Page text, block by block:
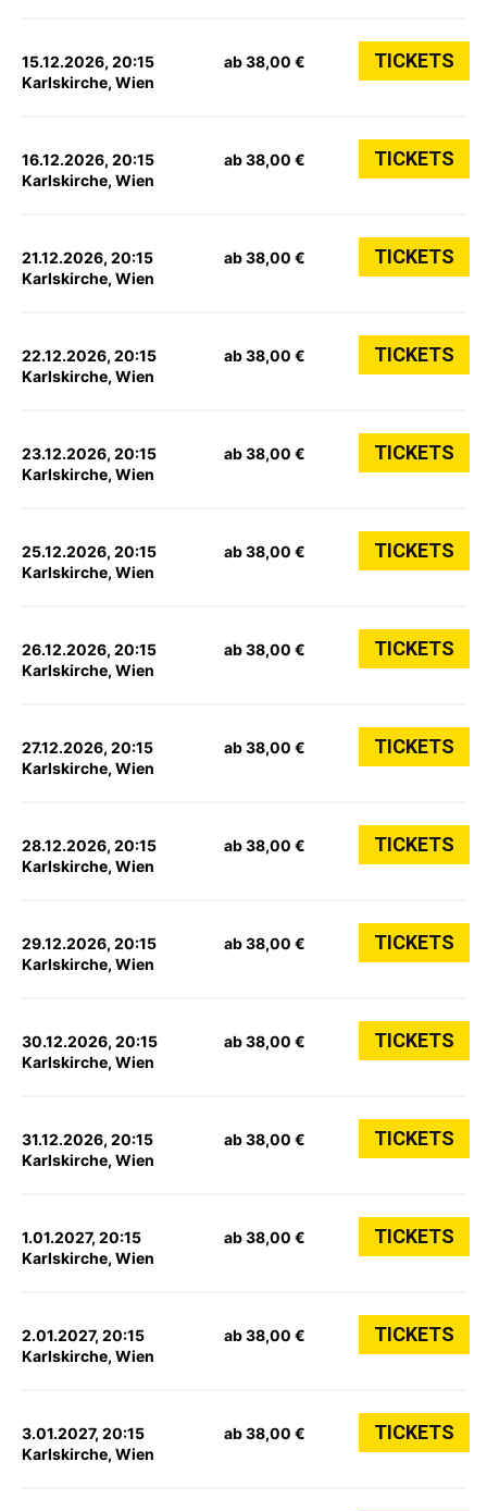
15.12.2026, 20:15
Karlskirche, Wien
ab 38,00 € TICKETS
16.12.2026, 20:15
Karlskirche, Wien
ab 38,00 € TICKETS
21.12.2026, 20:15
Karlskirche, Wien
ab 38,00 € TICKETS
22.12.2026, 20:15
Karlskirche, Wien
ab 38,00 € TICKETS
23.12.2026, 20:15
Karlskirche, Wien
ab 38,00 € TICKETS
25.12.2026, 20:15
Karlskirche, Wien
ab 38,00 € TICKETS
26.12.2026, 20:15
Karlskirche, Wien
ab 38,00 € TICKETS
27.12.2026, 20:15
Karlskirche, Wien
ab 38,00 € TICKETS
28.12.2026, 20:15
Karlskirche, Wien
ab 38,00 € TICKETS
29.12.2026, 20:15
Karlskirche, Wien
ab 38,00 € TICKETS
30.12.2026, 20:15
Karlskirche, Wien
ab 38,00 € TICKETS
31.12.2026, 20:15
Karlskirche, Wien
ab 38,00 € TICKETS
1.01.2027, 20:15
Karlskirche, Wien
ab 38,00 € TICKETS
2.01.2027, 20:15
Karlskirche, Wien
ab 38,00 € TICKETS
3.01.2027, 20:15
Karlskirche, Wien
ab 38,00 € TICKETS